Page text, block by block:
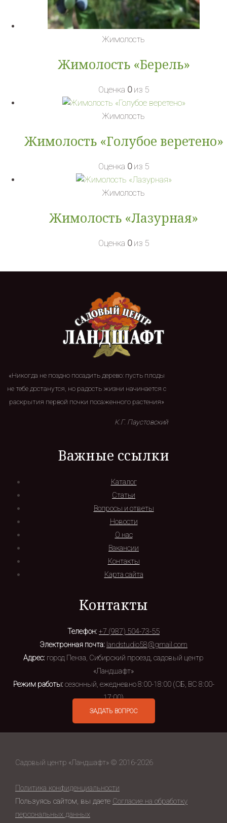
Жимолость
Жимолость «Берель»
Оценка 0из 5
Жимолость
Жимолость «Голубое веретено»
Оценка 0из 5
Жимолость
Жимолость «Лазурная»
Оценка 0из 5
«Никогда не поздно посадить дерево: пусть плоды
не тебе достанутся, но радость жизни начинается с
раскрытия первой почки посаженного растения»
К.Г. Паустовский
Важные ссылки
Каталог
Статьи
Вопросы и ответы
Новости
О нас
Вакансии
Контакты
Карта сайта
Контакты
Телефон:+7 (987) 504-73-55
Электронная почта: landstudio58@gmail.com
Адрес: город Пенза, Сибирский проезд, садовый центр
«Ландшафт»
Режим работы:сезонный, ежедневно 8:00-18:00 (СБ, ВС 8:00-
17:00)
ЗАДАТЬ ВОПРОС
Садовый центр «Ландшафт» © 2016-2026
Политика конфиденциальности
Пользуясь сайтом, вы даете Согласие на обработку
персональных данных